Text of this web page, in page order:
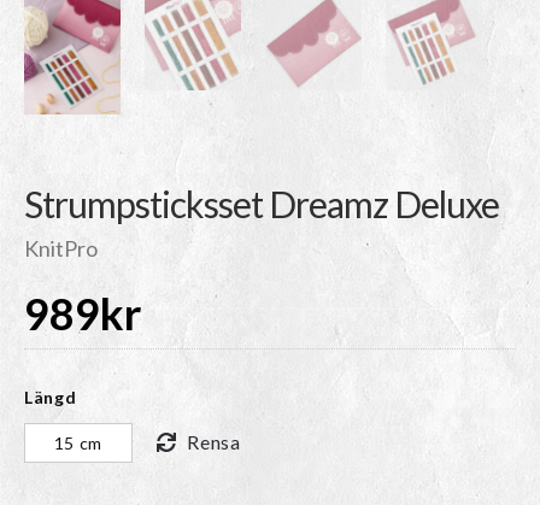
Strumpsticksset Dreamz Deluxe
KnitPro
989kr
Längd
15 cm Rensa